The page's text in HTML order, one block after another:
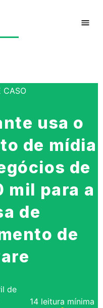
CASO
usa o
de mídia
de
mil para a
de
de
de
14 leitura mínima